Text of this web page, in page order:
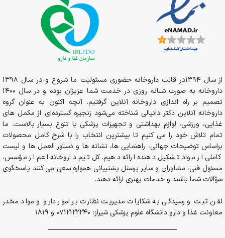
از سال 1394در قالب داروخانه حضوری مسئولیت ما شروع و در سال 1398
داروخانه به صورت شبانه روزی در خدمت شما عزیزان بوده و در سال 1400
تصمیم بر راه اندازی داروخانه آنلاین گرفتیم. آنچه اکنون به عنوان گروه
داروخانه آنلاین دکتر دانیالی شناخته می‌شود زنجیره گسترده‌ای از مکمل های
غذایی، ورزشی، لوازم بهداشتی و تجهیزات پزشکی با تنوع بسیار بالاست. ما
تمام تلاش خود را می کنیم تا بیشترین انتخاب را با شرح کامل محصولات
براساس توضیحات جهانی، راهنمایی ها، نشانه ها و دستور العمل ها و لیست
کاملی از مواد تشکیل دهنده ارائه دهیم. کل تیم داروخانه اعم از مؤسس،
مسئول فنی، مشاوران و سایر پرسنل پشتیبانی همواره سعی می کنند پاسخگوی
سؤالات شما باشند و خدمات بهتری ارائه دهند.
لفن ثبت و رسیدگی به شکایات مدیریت نظارت بر امور دارو و مواد مخدر
معاونت غذا و دارو دانشگاه علوم پزشکی شیراز: 0712122240 و 1819